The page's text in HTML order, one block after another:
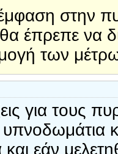
στην
έπρεπε να
των
για τους
εάν